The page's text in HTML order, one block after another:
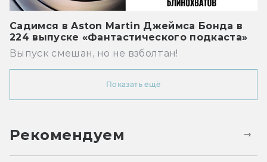
Садимся в Aston Martin Джеймса Бонда в
224 выпуске «Фантастического подкаста»
Выпуск смешан, но не взболтан!
Показать ещё
Рекомендуем